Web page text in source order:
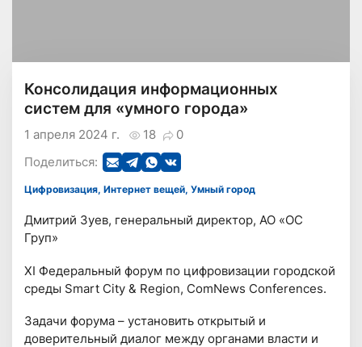
Консолидация информационных
систем для «умного города»
18 0
1 апреля 2024 г.
Поделиться:
Цифровизация, Интернет вещей, Умный город
Дмитрий Зуев, генеральный директор, АО «ОС
Груп»
XI Федеральный форум по цифровизации городской
среды Smart City & Region, ComNews Conferences.
Задачи форума – установить открытый и
доверительный диалог между органами власти и